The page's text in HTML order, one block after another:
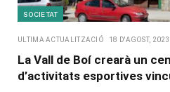
SOCIETAT
ULTIMA ACTUALITZACIÓ 18 D'AGOST,
La Vall de Boí crearà un
d’activitats esportives